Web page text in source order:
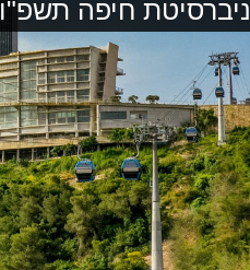
חיפה תשפ"ו